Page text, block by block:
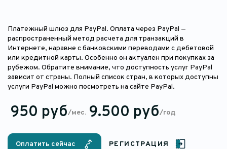
Платежный шлюз для PayPal. Оплата через PayPal —
распространенный метод расчета для транзакций в
Интернете, наравне с банковскими переводами с дебетовой
или кредитной карты. Особенно он актуален при покупках за
рубежом. Обратите внимание, что доступность услуг PayPal
зависит от страны. Полный список стран, в которых доступны
услуги PayPal можно посмотреть на сайте PayPal.
950 руб/мес. 9.500 руб/год
Оплатить сейчас РЕГИСТРАЦИЯ